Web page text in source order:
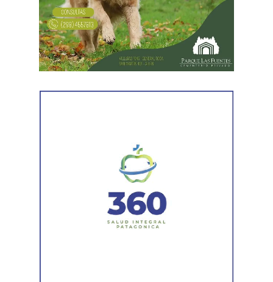
FreSU, que solicitó la audiencia junto con el Centro de
Estudios Legales y Sociales (CELS) y el Sindicato de
Prensa de Buenos Aires (SiPreBA). Participaron también
representantes de la Asociación de Abogados
Laboralistas, Mariana Amartino y Matías Cremonte, y el
Trabajo (ANJUT), Juan Orsini.
muerta. Con esta reforma, estamos frente a un régimen de
compraventa de la fuerza de trabajo. En la Argentina,
enfrentamos un ataque al Estado de Derecho, a la
democracia, a la Constitución Nacional y al sistema
interamericano de derechos humanos. Por eso es que
esta comisión debe actuar».